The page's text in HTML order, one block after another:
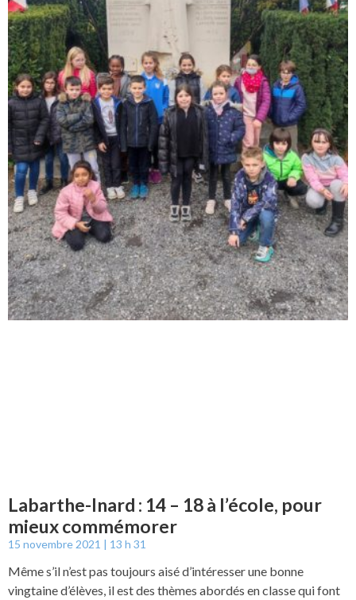
Labarthe-Inard : 14 – 18 à l’école, pour
mieux commémorer
15 novembre 2021 13 h 31
Même s’il n’est pas toujours aisé d’intéresser une bonne
vingtaine d’élèves, il est des thèmes abordés en classe qui font